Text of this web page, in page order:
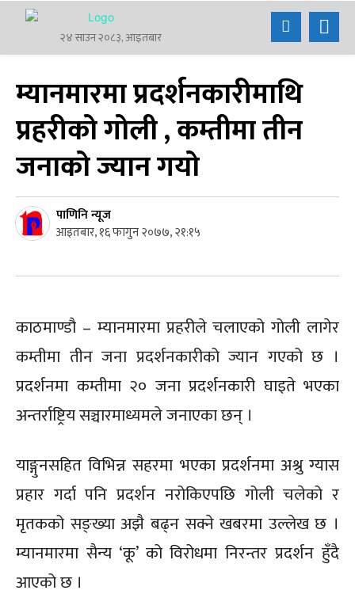
२४ साउन २०८३, आइतबार
म्यानमारमा प्रदर्शनकारीमाथि
प्रहरीको गोली , कम्तीमा तीन
जनाको ज्यान गयो
पाणिनि न्यूज
आइतबार, १६ फागुन २०७७, २१:१५
काठमाण्डौ – म्यानमारमा प्रहरीले चलाएको गोली लागेर
कम्तीमा तीन जना प्रदर्शनकारीको ज्यान गएको छ ।
प्रदर्शनमा कम्तीमा २० जना प्रदर्शनकारी घाइते भएका
अन्तर्राष्ट्रिय सञ्चारमाध्यमले जनाएका छन् ।
याङ्गुनसहित विभिन्न सहरमा भएका प्रदर्शनमा अश्रु ग्यास
प्रहार गर्दा पनि प्रदर्शन नरोकिएपछि गोली चलेको र
मृतकको सङ्ख्या अझै बढ्न सक्ने खबरमा उल्लेख छ ।
म्यानमारमा सैन्य ‘कू’ को विरोधमा निरन्तर प्रदर्शन हुँदै
आएको छ ।